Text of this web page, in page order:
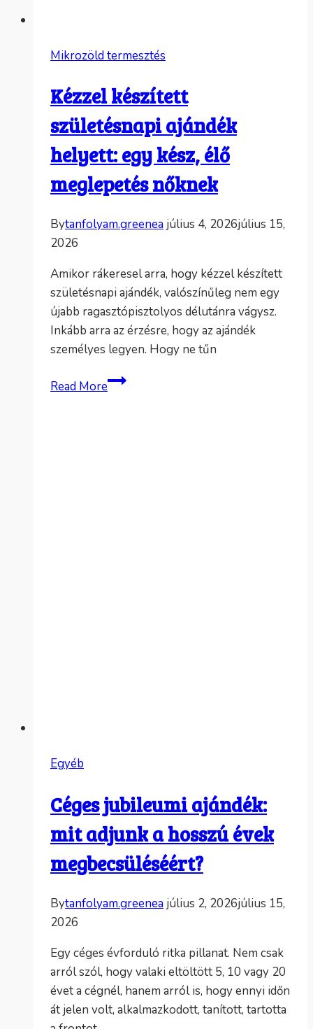
Mikrozöld termesztés
Kézzel készített
születésnapi ajándék
helyett: egy kész, élő
meglepetés nőknek
Bytanfolyam.greenea július 4, 2026július 15,
2026
Amikor rákeresel arra, hogy kézzel készített
születésnapi ajándék, valószínűleg nem egy
újabb ragasztópisztolyos délutánra vágysz.
Inkább arra az érzésre, hogy az ajándék
személyes legyen. Hogy ne tűn
Read MoreKézzel
Egyéb
Céges jubileumi ajándék:
mit adjunk a hosszú évek
megbecsüléséért?
Bytanfolyam.greenea július 2, 2026július 15,
2026
Egy céges évforduló ritka pillanat. Nem csak
arról szól, hogy valaki eltöltött 5, 10 vagy 20
évet a cégnél, hanem arról is, hogy ennyi időn
át jelen volt, alkalmazkodott, tanított, tartotta